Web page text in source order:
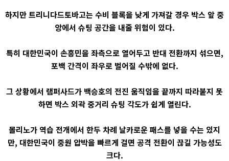
하지만 트리니다드토바고는 수비 블록을 낮게 가져갈 경우 박스 앞 중
앙에서 슈팅 공간을 내줄 위험이 있다.
특히 대한민국이 손흥민을 좌측으로 열어두고 반대 전환까지 섞으면,
포백 간격이 좌우로 벌어질 수밖에 없다.
그 상황에서 램퍼사드가 백승호의 전진 움직임을 끝까지 따라붙지 못
하면 박스 외곽 중거리 슈팅 각도가 쉽게 열린다.
몰리노가 역습 전개에서 한두 차례 날카로운 패스를 넣을 수는 있지
만, 대한민국이 중원 압박을 빠르게 걸면 공격 전환이 끊길 가능성도
크다.